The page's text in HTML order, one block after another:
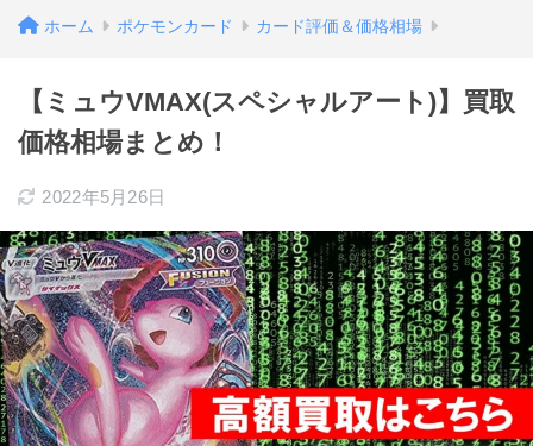
ホーム ポケモンカード カード評価＆価格相場
【ミュウVMAX(スペシャルアート)】買取
価格相場まとめ！
2022年5月26日